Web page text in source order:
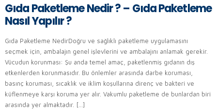
Gıda Paketleme Nedir ? – Gıda Paketleme
Nasıl Yapılır ?
Gıda Paketleme NedirDoğru ve sağlıklı paketleme uygulamasını
seçmek için, ambalajın genel işlevlerini ve ambalajını anlamak gerekir.
Vücudun korunması: Şu anda temel amaç, paketlenmiş gıdanın dış
etkenlerden korunmasıdır. Bu önlemler arasında darbe koruması,
basınç koruması, sıcaklık ve iklim koşullarına direnç ve bakteri ve
küflenmeye karşı koruma yer alır. Vakumlu paketleme de bunlardan biri
arasında yer almaktadır. […]